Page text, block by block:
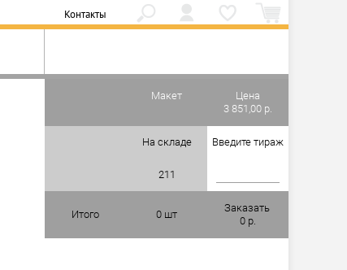
Контакты
Макет
Цена
3 851,00 р.
На складе Введите тираж
211
Итого 0 шт
Заказать
0 р.